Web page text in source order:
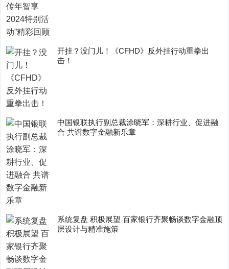
开挂？没门儿！《CFHD》反外挂行动重拳出
击！
中国银联执行副总裁涂晓军：深耕行业、促进融
合 共谱数字金融新乐章
系统复盘 积极展望 百家银行齐聚畅谈数字金融顶
层设计与精准施策